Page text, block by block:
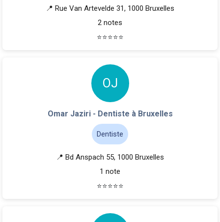
📍 Rue Van Artevelde 31, 1000 Bruxelles
2 notes
⭐⭐⭐⭐⭐
OJ
Omar Jaziri - Dentiste à Bruxelles
Dentiste
📍 Bd Anspach 55, 1000 Bruxelles
1 note
⭐⭐⭐⭐⭐